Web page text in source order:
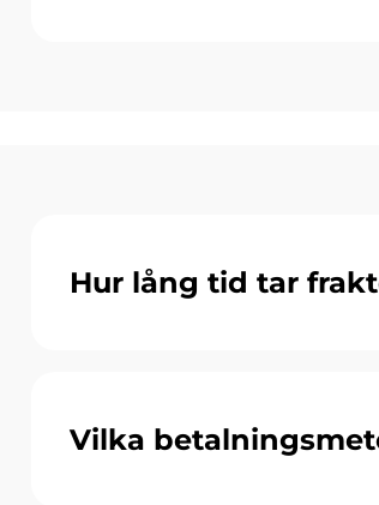
Hur lång tid tar
Vilka